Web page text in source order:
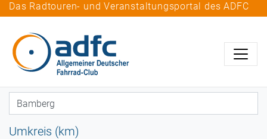
Das Radtouren- und Veranstaltungsportal des ADFC
Umkreis (km)